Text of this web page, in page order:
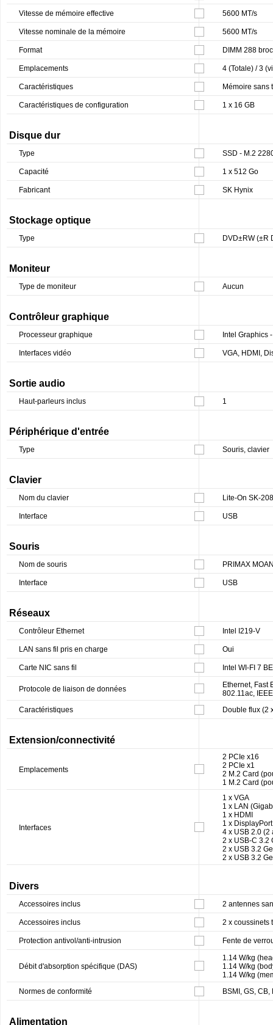
Vitesse de mémoire effective 5600 MT/s
Vitesse nominale de la mémoire 5600 MT/s
Format DIMM 288
Emplacements 4 (Totale) / 3
Caractéristiques Mémoire sans
Caractéristiques de configuration 1 x 16 GB
Disque dur
Type SSD - M.2
Capacité 1 x 512 Go
Fabricant SK Hynix
Stockage optique
Type DVD±RW (±R
Moniteur
Type de moniteur Aucun
Contrôleur graphique
Processeur graphique Intel Graphics
Interfaces vidéo VGA, HDMI,
Sortie audio
Haut-parleurs inclus 1
Périphérique d'entrée
Type Souris, clavier
Clavier
Nom du clavier Lite-On SK-
Interface USB
Souris
Nom de souris PRIMAX
Interface USB
Réseaux
Contrôleur Ethernet Intel I219-V
LAN sans fil pris en charge Oui
Carte NIC sans fil Intel WI-FI 7
Protocole de liaison de données
Ethernet, Fast
802.11ac,
Caractéristiques
Double flux (2
Extension/connectivité
Emplacements
2 PCIe x16
2 PCIe x1
2 M.2 Card
1 M.2 Card
Interfaces
1 x VGA
1 x LAN
1 x HDMI
1 x DisplayPort
4 x USB 2.0 (2
2 x USB-C 3.2
2 x USB 3.2
2 x USB 3.2
Divers
Accessoires inclus 2 antennes
Accessoires inclus 2 x coussinets
Protection antivol/anti-intrusion Fente de
Débit d'absorption spécifique (DAS)
1.14 W/kg
1.14 W/kg
1.14 W/kg
Normes de conformité
BSMI, GS,
Alimentation